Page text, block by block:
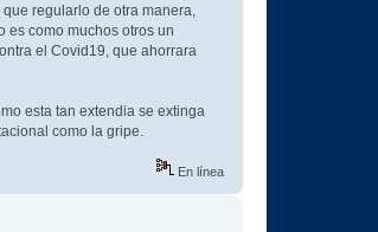
regularlo de otra manera,
es como muchos otros un
el Covid19, que ahorrara
esta tan extendia se extinga
como la gripe.
En línea